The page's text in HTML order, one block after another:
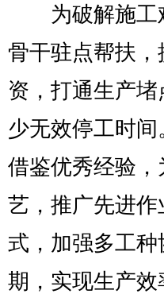
为破解施工
骨干驻点帮扶
资，打通生产
少无效停工时
借鉴优秀经验
艺，推广先进
式，加强多工
期，实现生产